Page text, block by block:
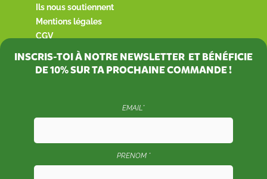
Ils nous soutiennent
Mentions légales
CGV
INSCRIS-TOI À NOTRE NEWSLETTER ET BÉNÉFICIE
DE10%SUR TA PROCHAINE COMMANDE !
EMAIL*
PRENOM *